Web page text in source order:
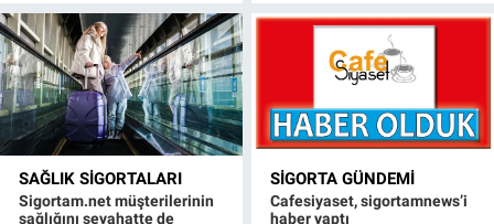
SAĞLIK SIGORTALARI
Sigortam.net müşterilerinin
sağlığını seyahatte de
SIGORTA GÜNDEMI
Cafesiyaset, sigortamnews’i
haber yaptı